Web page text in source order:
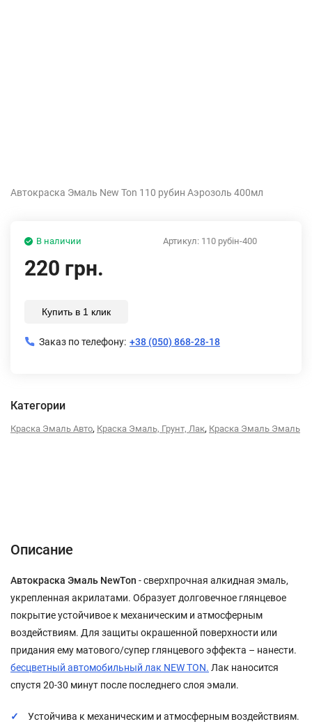
Автокраска Эмаль New Ton 110 рубин Аэрозоль 400мл
Артикул: 110 рубiн-400
В наличии
220 грн.
Купить в 1 клик
Заказ по телефону: +38 (050) 868-28-18
Категории
Краска Эмаль Авто, Краска Эмаль, Грунт, Лак, Краска Эмаль Эмаль
Описание
Автокраска Эмаль NewTon - сверхпрочная алкидная эмаль,
укрепленная акрилатами. Образует долговечное глянцевое
покрытие устойчивое к механическим и атмосферным
воздействиям. Для защиты окрашенной поверхности или
придания ему матового/супер глянцевого эффекта – нанести.
бесцветный автомобильный лак NEW TON. Лак наносится
спустя 20-30 минут после последнего слоя эмали.
Устойчива к механическим и атмосферным воздействиям.